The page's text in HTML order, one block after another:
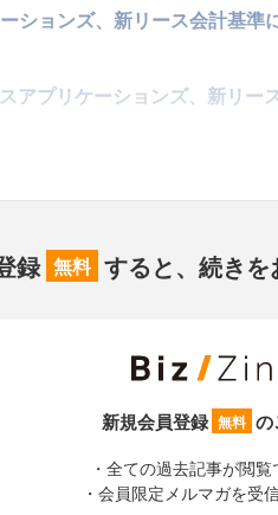
ションズ、新リース会計基準
アプリケーションズ、新リー
録 無料 すると、続きを
新規会員登録 無料 の
・全ての過去記事が閲
・会員限定メルマガを受